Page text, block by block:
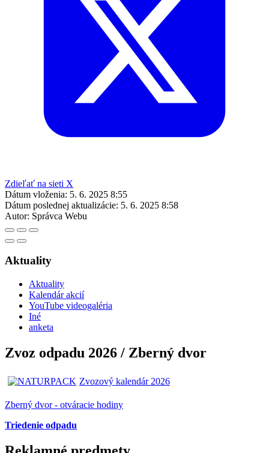
Zdieľať na sieti X
Dátum vloženia: 5. 6. 2025 8:55
Dátum poslednej aktualizácie: 5. 6. 2025 8:58
Autor: Správca Webu
Aktuality
Aktuality
Kalendár akcií
YouTube videogaléria
Iné
anketa
Zvoz odpadu 2026 / Zberný dvor
Zvozový kalendár 2026
Zberný dvor - otváracie hodiny
Triedenie odpadu